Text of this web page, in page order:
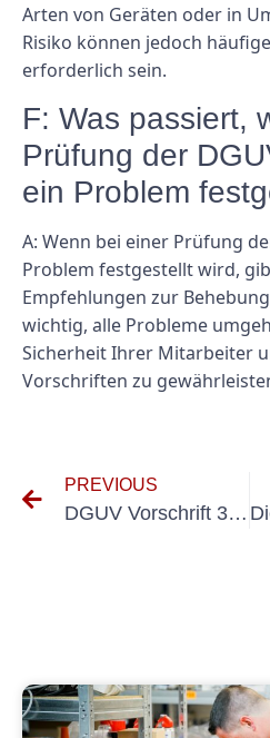
Arten von Geräten oder in
Risiko können jedoch
erforderlich sein.
F: Was passiert,
Prüfung der
ein Problem
A: Wenn bei einer Prüfung
Problem festgestellt wird,
Empfehlungen zur
wichtig, alle Probleme
Sicherheit Ihrer Mitarbeiter
Vorschriften zu
PREVIOUS
DGUV Vorschrift 3 und 4 verstehen: Elektrische Anlagen- und Betriebsmittelvorschriften im Überblick